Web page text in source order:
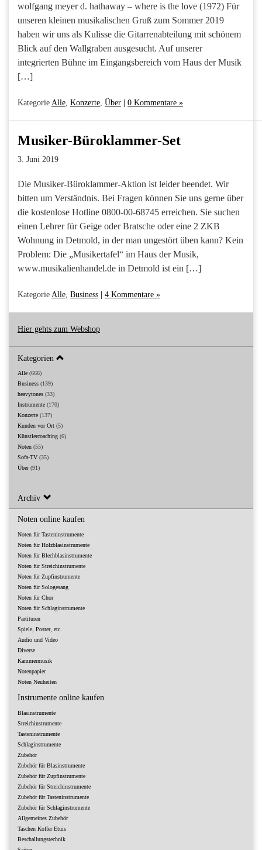
wolfgang meyer d. hathaway – where is the love (1972) Für
unseren kleinen musikalischen Gruß zum Sommer 2019
haben wir uns als Kulisse die Gitarrenabteilung mit schönem
Blick auf den Wallgraben ausgesucht. Auf unserer
integrierten Bühne im Eingangsbereich vom Haus der Musik
[…]
Kategorie Alle Konzerte Über 0 Kommentare »
Musiker-Büroklammer-Set
3. Juni 2019
Die Musiker-Büroklammer-Aktion ist leider beendet. Wir
bitten um Verständnis. Bei Fragen können Sie uns gerne über
die kostenlose Hotline 0800-00-68745 erreichen. Sie suchen
einen Lehrer für Geige oder Bratsche oder eine 2 ZKB
Wohnung in Detmold, in der man ungestört üben kann? Kein
Problem: Die „Musikertafel“ im Haus der Musik,
www.musikalienhandel.de in Detmold ist ein […]
Kategorie Alle Business 4 Kommentare »
Hier gehts zum Webshop
Kategorien
Alle (666)
Business (139)
heavytones (33)
Instrumente (170)
Konzerte (137)
Kunden vor Ort (5)
Künstlercoaching (6)
Noten (55)
Sofa-TV (35)
Über(91)
Archiv
Noten online kaufen
Noten für Tasteninstrumente
Noten für Holzblasinstrumente
Noten für Blechblasinstrumente
Noten für Streichinstrumente
Noten für Zupfinstrumente
Noten für Sologesang
Noten für Chor
Noten für Schlaginstrumente
Partituren
Spiele, Poster, etc.
Audio und Video
Diverse
Kammermusik
Notenpapier
Noten Neuheiten
Instrumente online kaufen
Blasinstrumente
Streichinstrumente
Tasteninstrumente
Schlaginstrumente
Zubehör
Zubehör für Blasinstrumente
Zubehör für Zupfinstrumente
Zubehör für Streichinstrumente
Zubehör für Tasteninstrumente
Zubehör für Schlaginstrumente
Allgemeines Zubehör
Taschen Koffer Etuis
Beschallungstechnik